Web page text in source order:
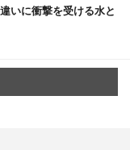
いに衝撃を受ける水と